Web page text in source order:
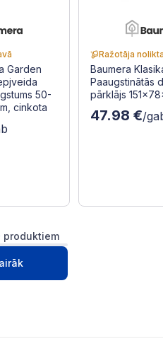
Garden
50-
cinkota
Ražotāja
Baumera
Paaugstinātās
pārklājs
47.98 €/
produktiem
1 2 Nākošā